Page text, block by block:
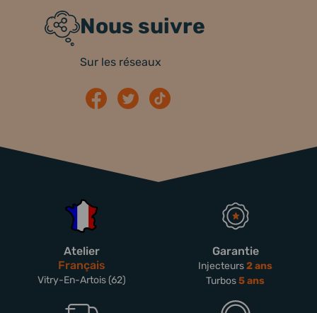
Nous suivre
Sur les réseaux
Atelier
Français
Vitry-En-Artois (62)
Garantie
Injecteurs2 ans
Turbos5 ans